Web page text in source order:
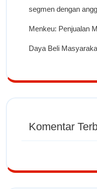
segmen dengan
Menkeu: Penjualan
Daya Beli
Komentar